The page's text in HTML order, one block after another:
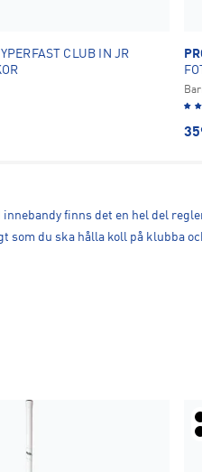
CLUB IN JR
finns det en hel del
som du ska hålla koll på klubba